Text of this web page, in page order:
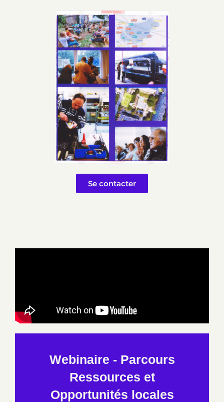
Se contacter
Webinaire - Parcours
Ressources et
Opportunités locales